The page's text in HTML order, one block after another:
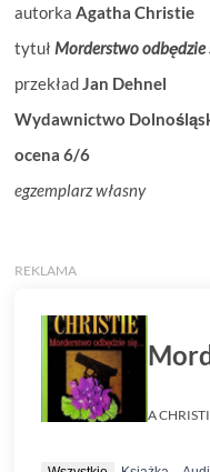
autorkaAgatha Christie
tytułMorderstwo odbędzie
przekładJan Dehnel
Wydawnictwo
ocena 6/6
egzemplarz własny